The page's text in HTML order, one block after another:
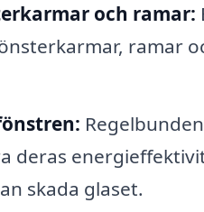
och ramar:
ramar
deras
skada glaset.